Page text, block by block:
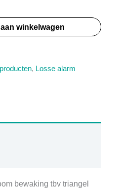
winkelwagen
, Losse alarm
bewaking tbv triangel